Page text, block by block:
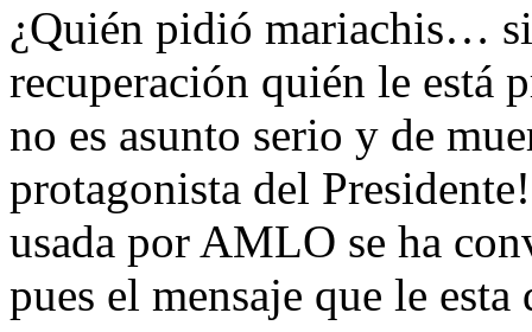
¿Quién pidió mariachis…
recuperación quién le está
no es asunto serio y de
protagonista del
usada por AMLO se ha
pues el mensaje que le